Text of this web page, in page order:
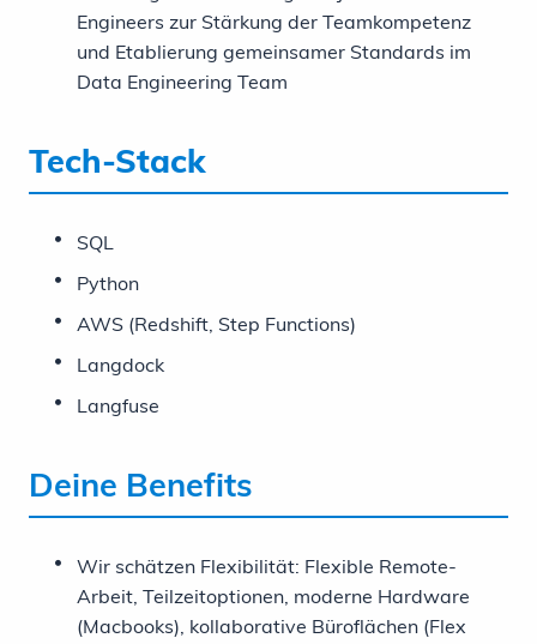
Engineers zur Stärkung der Teamkompetenz
und Etablierung gemeinsamer Standards im
Data Engineering Team
Tech-Stack
SQL
Python
AWS (Redshift, Step Functions)
Langdock
Langfuse
Deine Benefits
Wir schätzen Flexibilität: Flexible Remote-
Arbeit, Teilzeitoptionen, moderne Hardware
(Macbooks), kollaborative Büroflächen (Flex